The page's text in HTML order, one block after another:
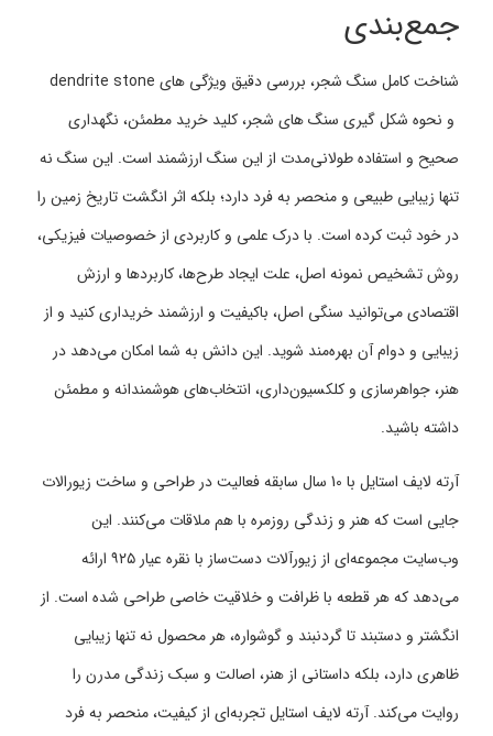
جمع‌بندی
شناخت کامل سنگ شجر، بررسی دقیق ویژگی های dendrite stone
و نحوه شکل گیری سنگ های شجر، کلید خرید مطمئن، نگهداری
صحیح و استفاده طولانی‌مدت از این سنگ ارزشمند است. این سنگ نه
تنها زیبایی طبیعی و منحصر به فرد دارد؛ بلکه اثر انگشت تاریخ زمین را
در خود ثبت کرده است. با درک علمی و کاربردی از خصوصیات فیزیکی،
روش تشخیص نمونه اصل، علت ایجاد طرح‌ها، کاربردها و ارزش
اقتصادی می‌توانید سنگی اصل، باکیفیت و ارزشمند خریداری کنید و از
زیبایی و دوام آن بهره‌مند شوید. این دانش به شما امکان می‌دهد در
هنر، جواهرسازی و کلکسیون‌داری، انتخاب‌های هوشمندانه و مطمئن
داشته باشید.
آرته لایف استایل با 10 سال سابقه فعالیت در طراحی و ساخت زیورالات
جایی است که هنر و زندگی روزمره با هم ملاقات می‌کنند. این
وب‌سایت مجموعه‌ای از زیورآلات دست‌ساز با نقره عیار ۹۲۵ ارائه
می‌دهد که هر قطعه با ظرافت و خلاقیت خاصی طراحی شده است. از
انگشتر و دستبند تا گردنبند و گوشواره، هر محصول نه تنها زیبایی
ظاهری دارد، بلکه داستانی از هنر، اصالت و سبک زندگی مدرن را
روایت می‌کند. آرته لایف استایل تجربه‌ای از کیفیت، منحصر به فرد